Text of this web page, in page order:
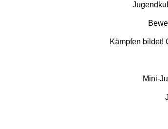
Kämpfen bildet!
Mini-